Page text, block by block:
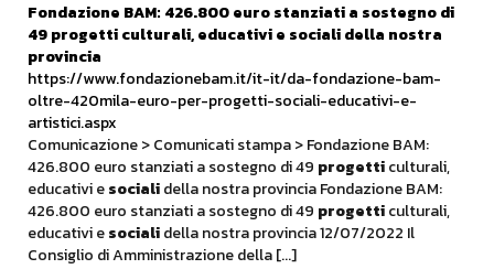
Fondazione BAM: 426.800 euro stanziati a sostegno di
49progetticulturali, educativi e socialidella nostra
provincia
https://www.fondazionebam.it/it-it/da-fondazione-bam-
oltre-420mila-euro-per-progetti-sociali-educativi-e-
artistici.aspx
Comunicazione > Comunicati stampa > Fondazione BAM:
426.800 euro stanziati a sostegno di 49 progetticulturali,
educativi esocialidella nostra provincia Fondazione BAM:
426.800 euro stanziati a sostegno di 49 progetticulturali,
educativi esocialidella nostra provincia 12/07/2022 Il
Consiglio di Amministrazione della [...]